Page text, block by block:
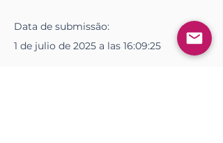
Data de submissão:
1 de julio de 2025 a las 16:09:25